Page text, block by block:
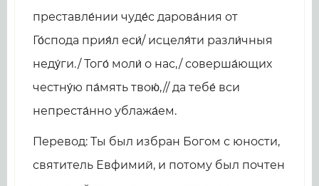
преставле́нии чуде́с дарова́ния от
Го́спода прия́л еси́/ исцеля́ти разли́чныя
неду́ги./ Того́ моли́ о нас,/ соверша́ющих
честну́ю па́мять твою́,// да тебе́ вси
непреста́нно ублажа́ем.
Перевод: Ты был избран Богом с юности,
святитель Евфимий, и потому был почтен